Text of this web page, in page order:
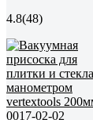
4.8(48)